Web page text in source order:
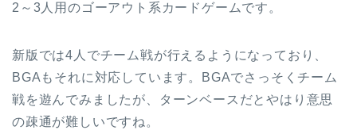
2～3人用のゴーアウト系カードゲームです。
新版では4人でチーム戦が行えるようになっており、
BGAもそれに対応しています。BGAでさっそくチーム
戦を遊んでみましたが、ターンベースだとやはり意思
の疎通が難しいですね。